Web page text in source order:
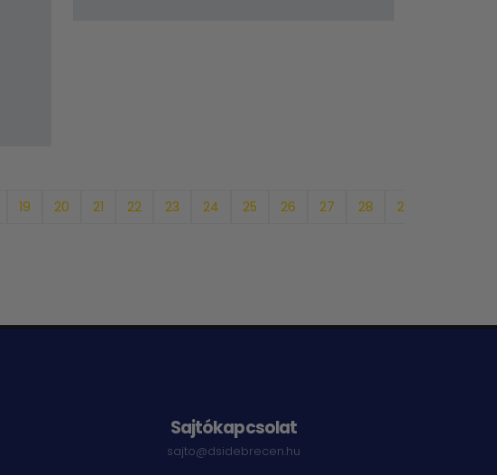
19 20 21 22 23 24 25 26 27 28 29
Sajtókapcsolat
sajto@dsidebrecen.hu